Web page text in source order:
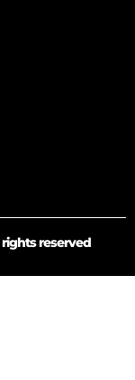
rights reserved